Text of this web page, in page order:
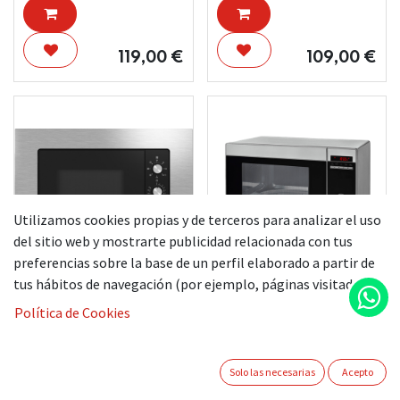
119,00€ 109,00 €
BALAY
MICROONDAS
TEKA
119,00€
Utilizamos cookies propias y de terceros para analizar el uso
del sitio web y mostrarte publicidad relacionada con tus
preferencias sobre la base de un perfil elaborado a partir de
tus hábitos de navegación (por ejemplo, páginas visitadas).
Política de Cookies
Solo las necesarias Acepto